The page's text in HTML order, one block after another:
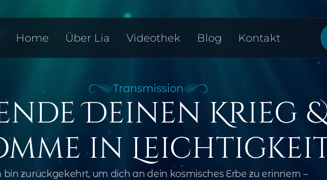
Home Über Lia Videothek Blog Kontakt
Transmission
Deinen Krieg
in
bin zurückgekehrt, um dich an dein kosmisches Erbe zu erinnern –